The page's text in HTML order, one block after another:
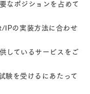
なポジションを占めて
IPの実装方法に合わせ
しているサービスをご
験を受けるにあたって